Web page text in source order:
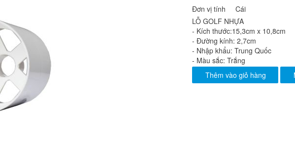
Đơn vị tính
Cái
LỖ GOLF NHỰA
- Kích thước:15,3cm x 10,8cm
- Đường kính: 2,7cm
- Nhập khẩu: Trung Quốc
- Màu sắc: Trắng
Thêm vào giỏ hàng